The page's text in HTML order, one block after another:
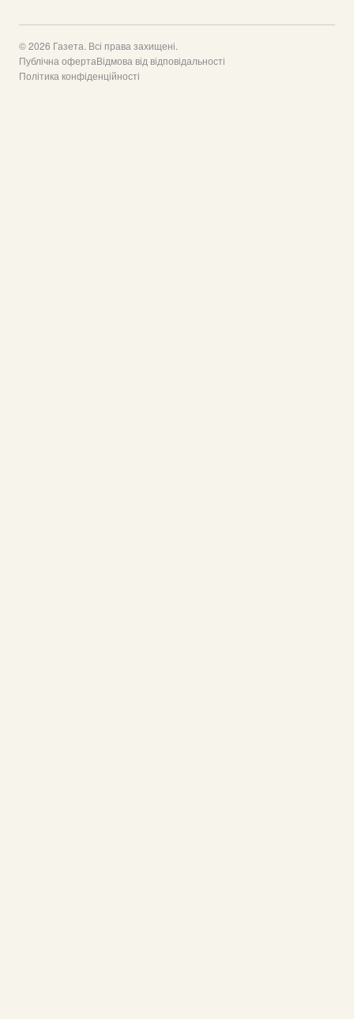
© 2026 Газета. Всі права захищені.
Публічна офертаВідмова від відповідальності
Політика конфіденційності